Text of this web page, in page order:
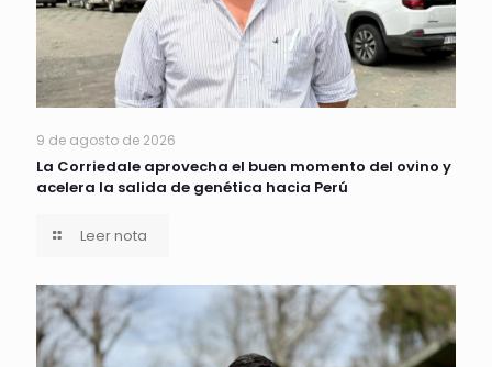
9 de agosto de 2026
La Corriedale aprovecha el buen momento del ovino y
acelera la salida de genética hacia Perú
Leer nota